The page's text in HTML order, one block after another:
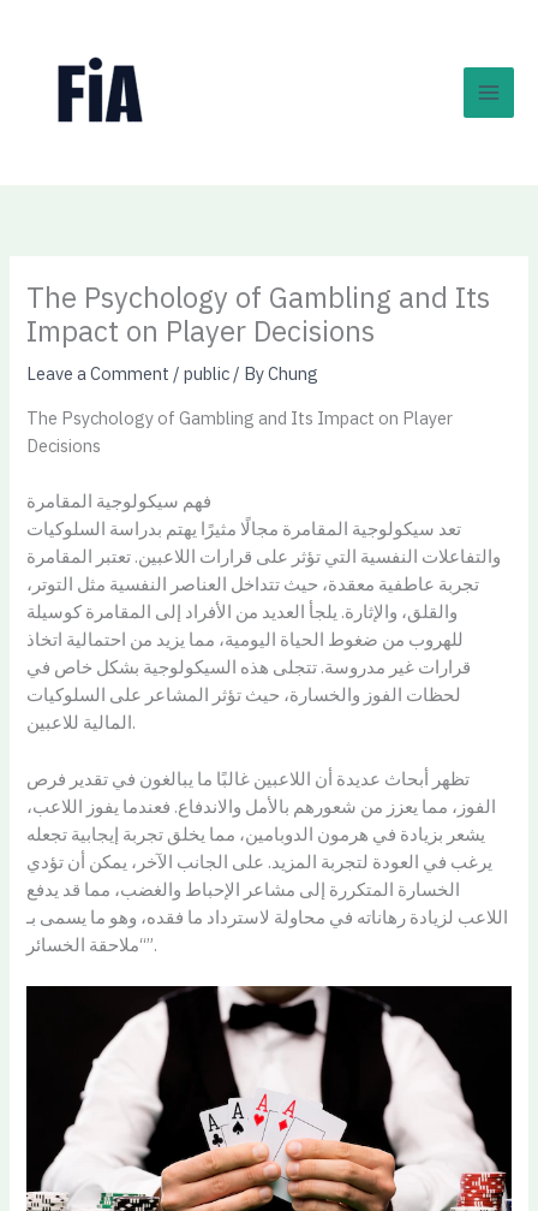
content
The Psychology of Gambling and Its
Impact on Player Decisions
Leave a Comment /public / ByChung
The Psychology of Gambling and Its Impact on Player
Decisions
فهم سيكولوجية المقامرة
تعد سيكولوجية المقامرة مجالًا مثيرًا يهتم بدراسة السلوكيات
والتفاعلات النفسية التي تؤثر على قرارات اللاعبين. تعتبر المقامرة
تجربة عاطفية معقدة، حيث تتداخل العناصر النفسية مثل التوتر،
والقلق، والإثارة. يلجأ العديد من الأفراد إلى المقامرة كوسيلة
للهروب من ضغوط الحياة اليومية، مما يزيد من احتمالية اتخاذ
قرارات غير مدروسة. تتجلى هذه السيكولوجية بشكل خاص في
لحظات الفوز والخسارة، حيث تؤثر المشاعر على السلوكيات
المالية للاعبين.
تظهر أبحاث عديدة أن اللاعبين غالبًا ما يبالغون في تقدير فرص
الفوز، مما يعزز من شعورهم بالأمل والاندفاع. فعندما يفوز اللاعب،
يشعر بزيادة في هرمون الدوبامين، مما يخلق تجربة إيجابية تجعله
يرغب في العودة لتجربة المزيد. على الجانب الآخر، يمكن أن تؤدي
الخسارة المتكررة إلى مشاعر الإحباط والغضب، مما قد يدفع
اللاعب لزيادة رهاناته في محاولة لاسترداد ما فقده، وهو ما يسمى بـ
“ملاحقة الخسائر”.